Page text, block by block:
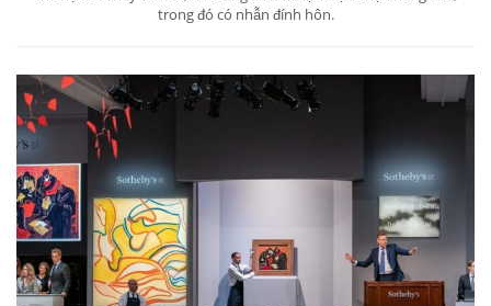
trong đó có nhẫn đính hôn.